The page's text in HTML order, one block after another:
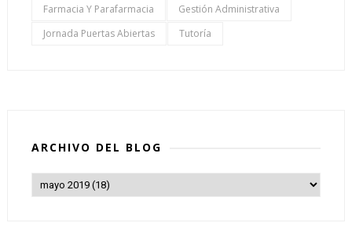
Farmacia Y Parafarmacia
Gestión Administrativa
Jornada Puertas Abiertas
Tutoría
ARCHIVO DEL BLOG